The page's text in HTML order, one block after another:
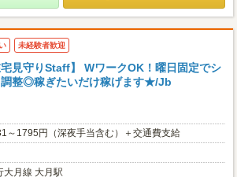
未経験者歓迎
宅見守りStaff】 WワークOK！曜日固定でシ
調整◎稼ぎたいだけ稼げます★/Jb
～1795円（深夜手当含む）＋交通費支給
大月線 大月駅